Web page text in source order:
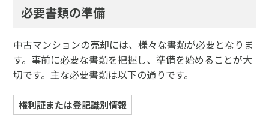
必要書類の準備
中古マンションの売却には、様々な書類が必要となりま
す。事前に必要な書類を把握し、準備を始めることが大
切です。主な必要書類は以下の通りです。
権利証または登記識別情報